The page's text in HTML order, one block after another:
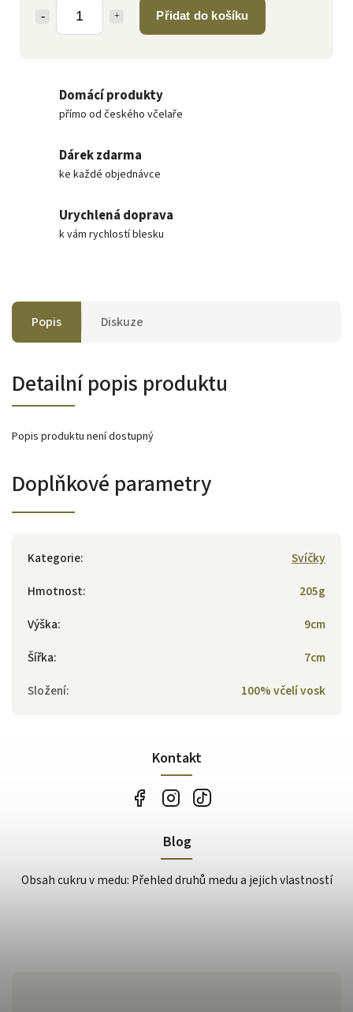
Přidat do košíku
Domácí produkty
přímo od českého včelaře
Dárek zdarma
ke každé objednávce
Urychlená doprava
k vám rychlostí blesku
Popis Diskuze
Detailní popis produktu
Popis produktu není dostupný
Doplňkové parametry
Kategorie:
Svíčky
Hmotnost:
205g
Výška:
9cm
Šířka:
7cm
Složení: 100% včelí vosk
Kontakt
Blog
Obsah cukru v medu: Přehled druhů medu a jejich vlastností